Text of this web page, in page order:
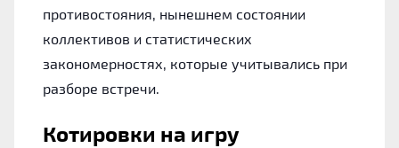
противостояния, нынешнем состоянии
коллективов и статистических
закономерностях, которые учитывались при
разборе встречи.
Котировки на игру